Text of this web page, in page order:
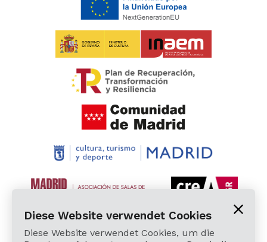
Diese Website verwendet Cookies
Diese Website verwendet Cookies, um die